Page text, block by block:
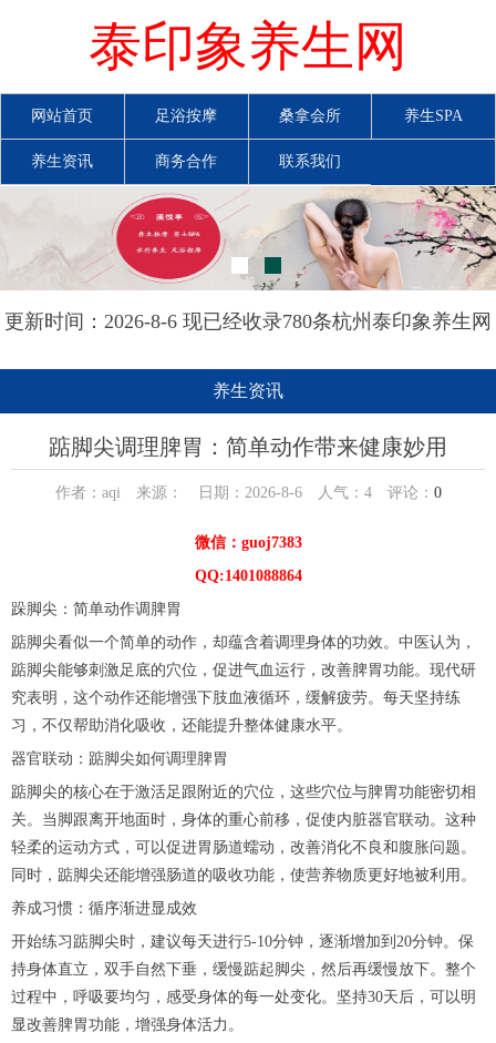
泰印象养生网
网站首页 足浴按摩 桑拿会所 养生SPA
养生资讯 商务合作 联系我们
更新时间：2026-8-6 现已经收录780条杭州泰印象养生网
养生资讯
踮脚尖调理脾胃：简单动作带来健康妙用
作者：aqi 来源： 日期：2026-8-6 人气： 4评论： 0
微信：guoj7383
QQ:1401088864
跺脚尖：简单动作调脾胃
踮脚尖看似一个简单的动作，却蕴含着调理身体的功效。中医认为，
踮脚尖能够刺激足底的穴位，促进气血运行，改善脾胃功能。现代研
究表明，这个动作还能增强下肢血液循环，缓解疲劳。每天坚持练
习，不仅帮助消化吸收，还能提升整体健康水平。
器官联动：踮脚尖如何调理脾胃
踮脚尖的核心在于激活足跟附近的穴位，这些穴位与脾胃功能密切相
关。当脚跟离开地面时，身体的重心前移，促使内脏器官联动。这种
轻柔的运动方式，可以促进胃肠道蠕动，改善消化不良和腹胀问题。
同时，踮脚尖还能增强肠道的吸收功能，使营养物质更好地被利用。
养成习惯：循序渐进显成效
开始练习踮脚尖时，建议每天进行5-10分钟，逐渐增加到20分钟。保
持身体直立，双手自然下垂，缓慢踮起脚尖，然后再缓慢放下。整个
过程中，呼吸要均匀，感受身体的每一处变化。坚持30天后，可以明
显改善脾胃功能，增强身体活力。